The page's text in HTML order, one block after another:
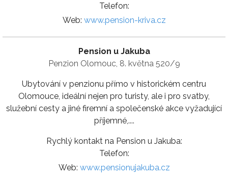
Telefon:
Web: www.pension-kriva.cz
Pension u Jakuba
Penzion Olomouc, 8. května 520/9
Ubytování v penzionu přímo v historickém centru
Olomouce, ideální nejen pro turisty, ale i pro svatby,
služební cesty a jiné firemní a společenské akce vyžadující
příjemné,....
Rychlý kontakt na Pension u Jakuba:
Telefon:
Web: www.pensionujakuba.cz